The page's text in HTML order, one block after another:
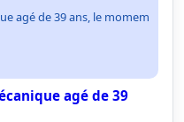
agé de 39 ans, le momem
agé de 39